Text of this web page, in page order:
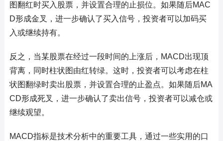
图翻红时买入股票，并设置合理的止损位。如果随后MAC
D形成金叉，进一步确认了买入信号，投资者可以加码买
入或继续持有。
反之，当某股票在经过一段时间的上涨后，MACD出现顶
背离，同时柱状图由红转绿。这时，投资者可以考虑在柱
状图翻绿时卖出股票，并设置合理的止盈点。如果随后MA
CD形成死叉，进一步确认了卖出信号，投资者可以减仓或
继续观望。
MACD指标是技术分析中的重要工具，通过一些实用的口